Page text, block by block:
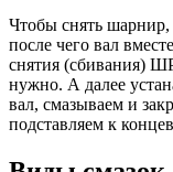
Чтобы снять шарнир,
после чего вал
снятия (сбивания)
нужно. А далее
вал, смазываем и
подставляем к